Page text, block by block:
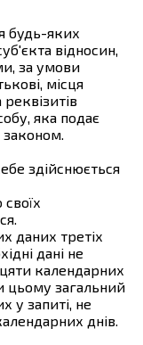
будь-яких
відносин,
за умови
місця
яка подає
законом.
здійснюється
даних третіх
дані не
календарних
цьому загальний
у запиті, не
днів.